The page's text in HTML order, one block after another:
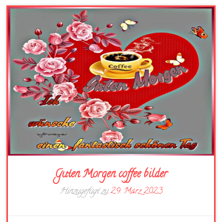
Guten Morgen coffee bilder
Hinzugefügt zu29. März 2023